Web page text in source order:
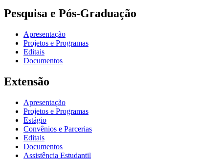
Pesquisa e Pós-Graduação
Apresentação
Projetos e Programas
Editais
Documentos
Extensão
Apresentação
Projetos e Programas
Estágio
Convênios e Parcerias
Editais
Documentos
Assistência Estudantil